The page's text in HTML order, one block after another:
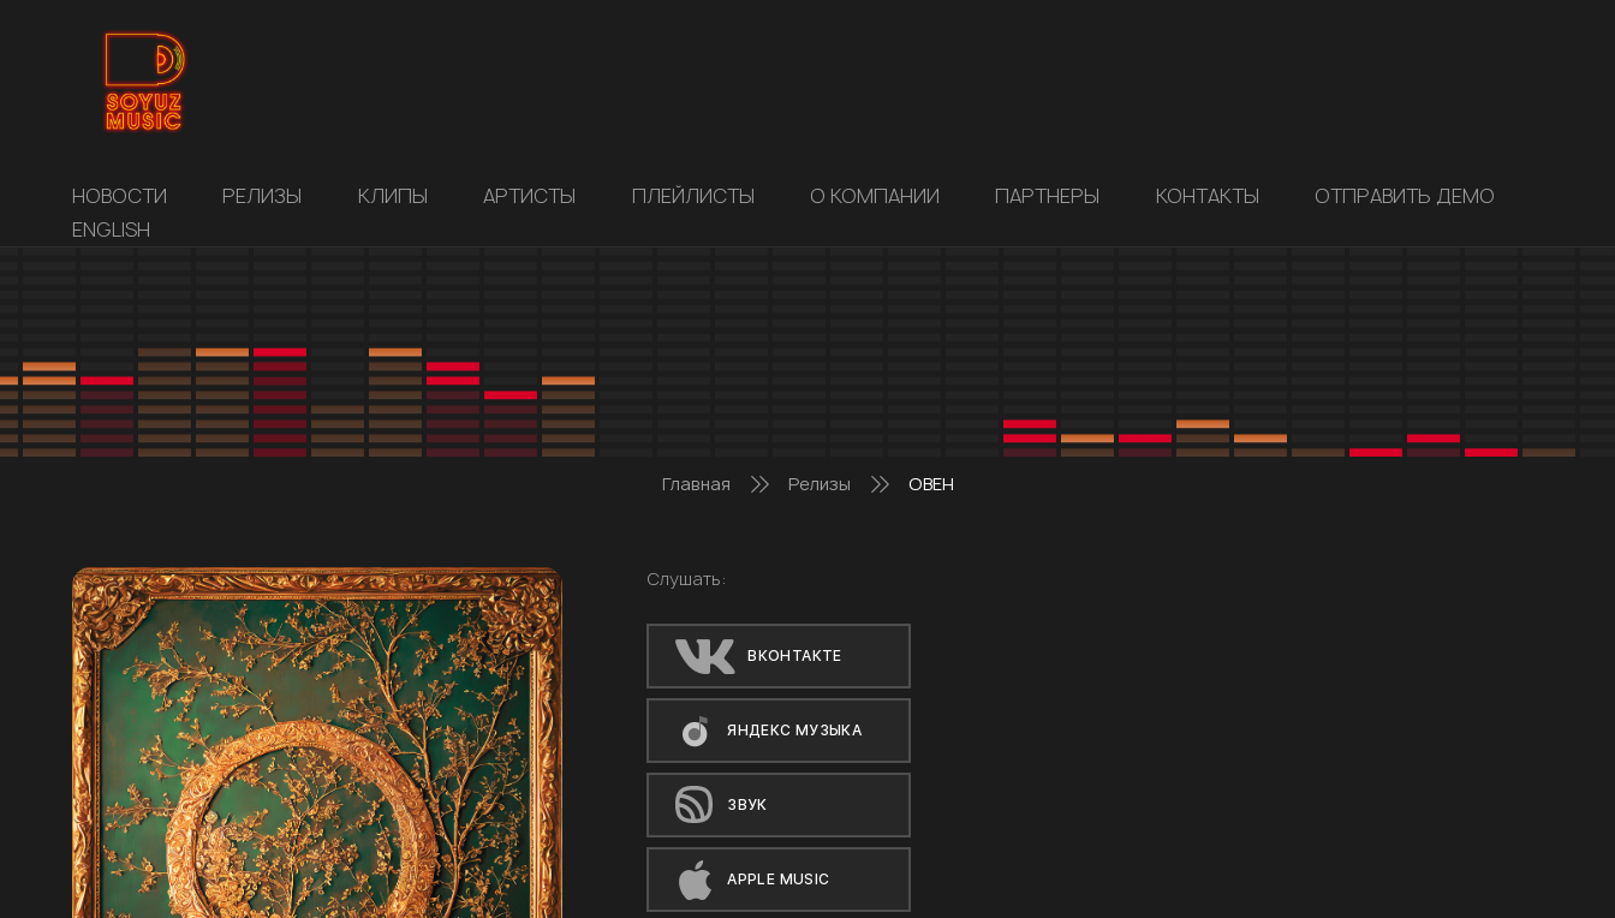
НОВОСТИ РЕЛИЗЫ КЛИПЫ АРТИСТЫ ПЛЕЙЛИСТЫ О КОМПАНИИ ПАРТНЕРЫ КОНТАКТЫ
ОТПРАВИТЬ ДЕМО
ENGLISH
Главная Релизы ОВЕН
Слушать:
ВКОНТАКТЕ
ЯНДЕКС МУЗЫКА
ЗВУК
APPLE MUSIC